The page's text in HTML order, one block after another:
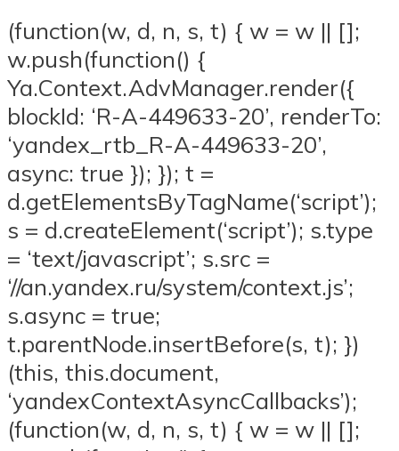
(function(w, d, n, s, t) { w = w || [];
w.push(function() {
Ya.Context.AdvManager.render({
blockId: ‘R-A-449633-20’, renderTo:
‘yandex_rtb_R-A-449633-20’,
async: true }); }); t =
d.getElementsByTagName(‘script’);
s = d.createElement(‘script’); s.type
= ‘text/javascript’; s.src =
‘//an.yandex.ru/system/context.js’;
s.async = true;
t.parentNode.insertBefore(s, t); })
(this, this.document,
‘yandexContextAsyncCallbacks’);
(function(w, d, n, s, t) { w = w || [];